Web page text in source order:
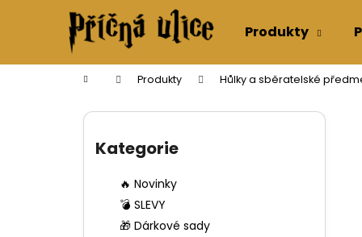
Produkty
Domů Produkty Hůlky a sběratelské
kategorie
Kategorie
🔥 Novinky
💣 SLEVY
🎁 Dárkové sady
í
Zpět
do
Zpět
do